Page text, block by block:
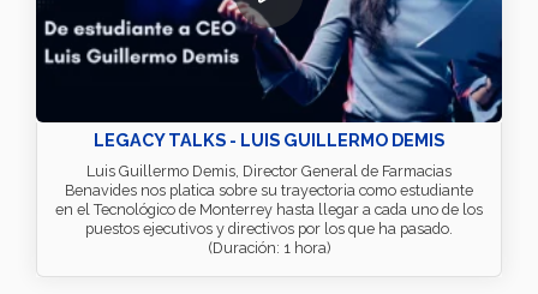
LEGACY TALKS - LUIS GUILLERMO DEMIS
Luis Guillermo Demis, Director General de Farmacias
Benavides nos platica sobre su trayectoria como estudiante
en el Tecnológico de Monterrey hasta llegar a cada uno de los
puestos ejecutivos y directivos por los que ha pasado.
(Duración: 1 hora)